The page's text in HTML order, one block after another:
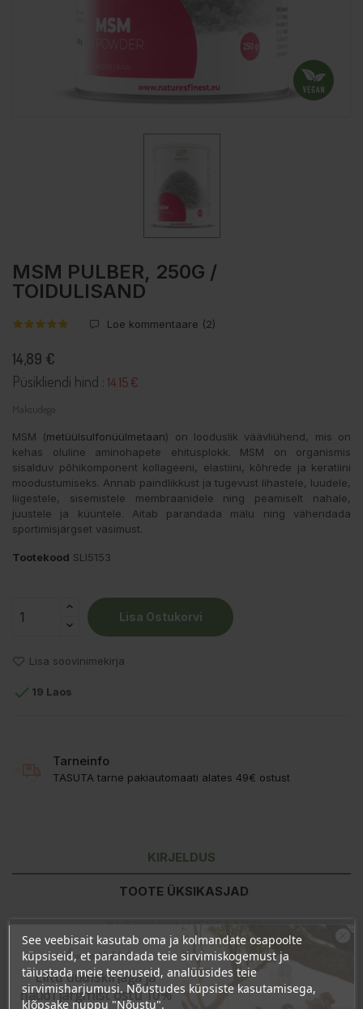
MSM PULBER, 250G /
TOIDULISAND
Loe kommentaare (2)
14,89 €
Püsikliendi hind : 14.15 €
Maksudega
MSM (metüülsulfonüülmetaan) on looduslik väävliühend, mis on
kehas oluline aminohapete ehitusplokk. MSM on organismis
sisalduv põhikomponent kollageeni, elastiini, kõhrede ja keratiini
moodustumiseks. Annab paindlikkust ja tugevust lihastele, luudele,
liigestele, sisemistele membraanidele ning peamiselt nahale,
juustele ja küüntele. Aitab parandada mälu ning vähendada
sportimisjärgset väsimust.
Tootekood SLI5153
Lisa Ostukorvi
Lisa soovinimekirja
 19 Laos
Tarneinfo
TASUTA tarne pakiautomaati alates 49€ ostust
KIRJELDUS
TOOTE ÜKSIKASJAD
KLIENDI KOMMENTAARID
Koostisosad: MSM (metüülsulfonüülmetaan) pulber.
See veebisait kasutab oma ja kolmandate osapoolte
küpsiseid, et parandada teie sirvimiskogemust ja
täiustada meie teenuseid, analüüsides teie
sirvimisharjumusi. Nõustudes küpsiste kasutamisega,
klõpsake nuppu "Nõustu".
Ära veel lahku!
Liitu uudiskirjaga ja
naudi järgmist ostu 10%